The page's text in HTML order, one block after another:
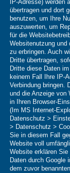
IP-Adresse) werden
übertragen und dort
benutzen, um Ihre
auszuwerten, um
für die
Websitenutzung und
zu erbringen. Auch
Dritte übertragen,
Dritte diese Daten
keinem Fall Ihre IP-
Verbindung bringen.
und die Anzeige von
in Ihren Browser-
(Im MS Internet-
Datenschutz >
> Datenschutz >
Sie in diesem Fall
Website voll
Website erklären
Daten durch Google
dem zuvor